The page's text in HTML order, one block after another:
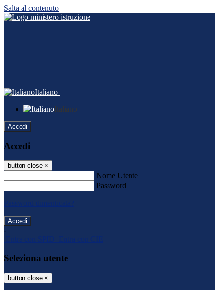
Salta al contenuto
Italiano
Italiano
Accedi
Accedi
button close ×
Nome Utente
Password
Password dimenticata?
-
Entra con SPID
Entra con CIE
Seleziona utente
button close ×